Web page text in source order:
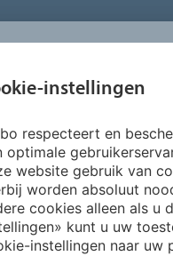
OVER ONS
Stoommachinemuseum
EEN
instellingen
respecteert en
optimale
website gebruik van
worden absoluut
cookies alleen als u
kunt u uw
instellingen naar uw